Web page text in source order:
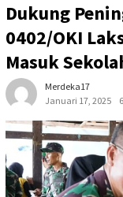
Dukung
0402/OKI
Masuk
Merdeka17
Januari 17, 2025